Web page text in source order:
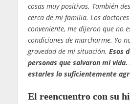
cosas muy positivas. También
cerca de mi familia. Los
conveniente, me dijeron que no
condiciones de marcharme. Yo
gravedad de mi situación. Esos
personas que salvaron mi vida.
estarles lo suficientemente
El reencuentro con su